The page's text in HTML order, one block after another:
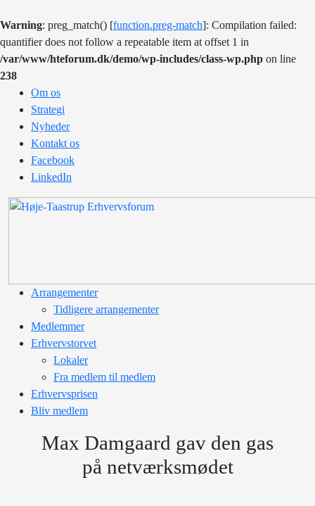
Warning: preg_match() [function.preg-match]: Compilation failed:
quantifier does not follow a repeatable item at offset 1 in
/var/www/hteforum.dk/demo/wp-includes/class-wp.php on line
238
Om os
Strategi
Nyheder
Kontakt os
Facebook
LinkedIn
Arrangementer
Tidligere arrangementer
Medlemmer
Erhvervstorvet
Lokaler
Fra medlem til medlem
Erhvervsprisen
Bliv medlem
Max Damgaard gav den gas
på netværksmødet